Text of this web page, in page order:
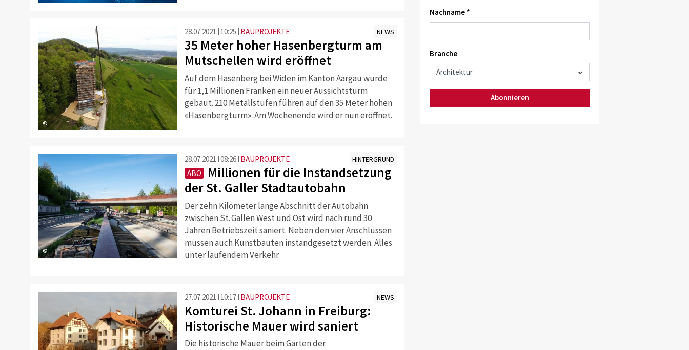
©
28.07.2021 10:25 BAUPROJEKTE NEWS
35 Meter hoher Hasenbergturm am
Mutschellen wird eröffnet
Auf dem Hasenberg bei Widen im Kanton Aargau wurde
für 1,1 Millionen Franken ein neuer Aussichtsturm
gebaut. 210 Metallstufen führen auf den 35 Meter hohen
«Hasenbergturm». Am Wochenende wird er nun eröffnet.
©
28.07.2021 08:26 BAUPROJEKTE HINTERGRUND
ABO
Millionen für die Instandsetzung
der St. Galler Stadtautobahn
Der zehn Kilometer lange Abschnitt der Autobahn
zwischen St. Gallen West und Ost wird nach rund 30
Jahren Betriebszeit saniert. Neben den vier Anschlüssen
müssen auch Kunstbauten instandgesetzt werden. Alles
unter laufendem Verkehr.
27.07.2021 10:17 BAUPROJEKTE NEWS
Komturei St. Johann in Freiburg:
Historische Mauer wird saniert
Die historische Mauer beim Garten der
Nachname *
Branche
Abonnieren